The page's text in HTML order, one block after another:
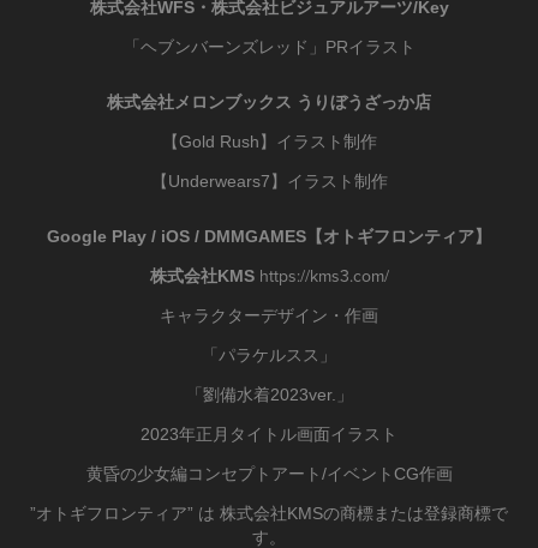
株式会社WFS・株式会社ビジュアルアーツ/Key
「ヘブンバーンズレッド」PRイラスト
株式会社メロンブックス うりぼうざっか店
【Gold Rush】イラスト制作
【Underwears7】イラスト制作
Google Play / iOS / DMMGAMES【オトギフロンティア】
株式会社KMS https://kms3.com/
キャラクターデザイン・作画
「パラケルスス」
「劉備水着2023ver.」
2023年正月タイトル画面イラスト
黄昏の少女編コンセプトアート/イベントCG作画
”オトギフロンティア” は 株式会社KMSの商標または登録商標で
す。